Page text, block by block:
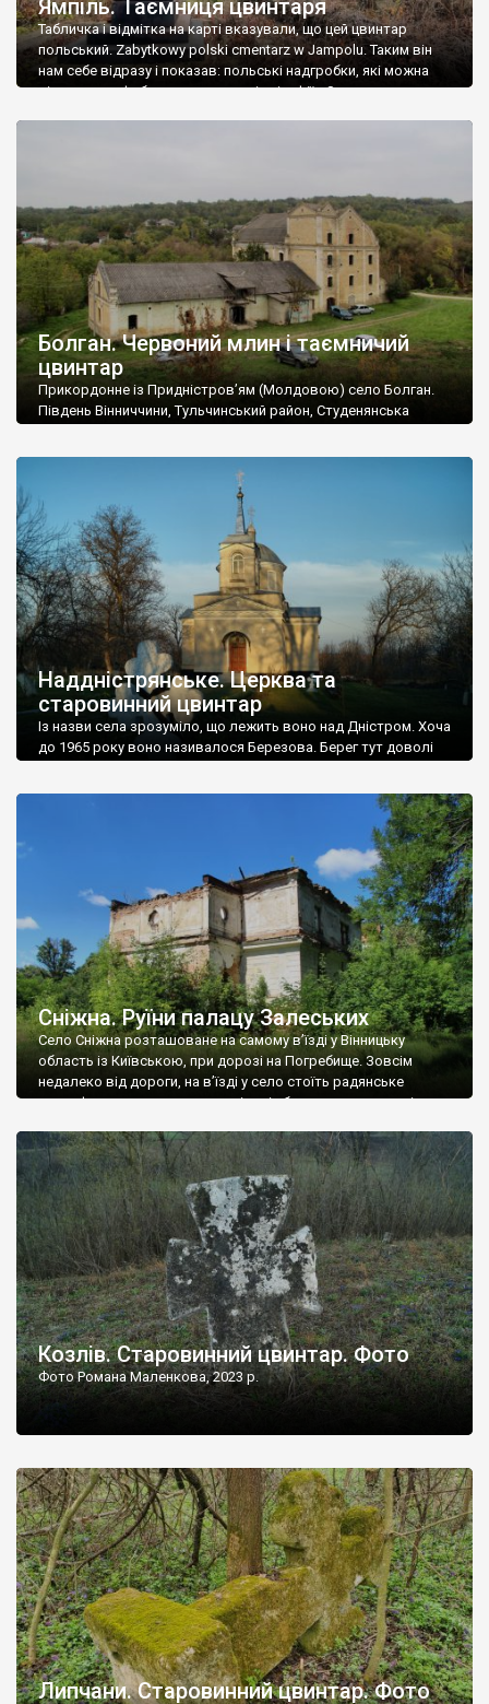
Ямпіль. Таємниця цвинтаря
Табличка і відмітка на карті вказували, що цей цвинтар
польський. Zabytkowy polski cmentarz w Jampolu. Таким він
нам себе відразу і показав: польські надгробки, які можна
віднести до фабричних, польські епітафії… Загалом цвинтар
Болган. Червоний млин і таємничий
цвинтар
Прикордонне із Придністров’ям (Молдовою) село Болган.
Південь Вінниччини, Тульчинський район, Студенянська
старовинний цвинтар із кам’яними хрестами. Всі епітафії, які
збереглися, написані кирилицею, церковнослов’янською
мовою. За всіма традиційними ознаками – цвинтар
український. Хрести датуються 19 століттям. У 1924-1940
роках Болган […]
Наддністрянське. Церква та
старовинний цвинтар
Із назви села зрозуміло, що лежить воно над Дністром. Хоча
до 1965 року воно називалося Березова. Берег тут доволі
Наддністрянське відрізняється від більшості навколишніх
сіл. У селі є мурована Михайлівська церква. Точної дати […]
Сніжна. Руїни палацу Залеських
Село Сніжна розташоване на самому в’їзді у Вінницьку
область із Київською, при дорозі на Погребище. Зовсім
недалеко від дороги, на в’їзді у село стоїть радянське
рельєфне пано, яке показує жінку і яблуню, а трохи далі, десь
не видно, але видно дві стареньких колії у траві – […]
Козлів. Старовинний цвинтар. Фото
Фото Романа Маленкова, 2023 р.
Липчани. Старовинний цвинтар. Фото